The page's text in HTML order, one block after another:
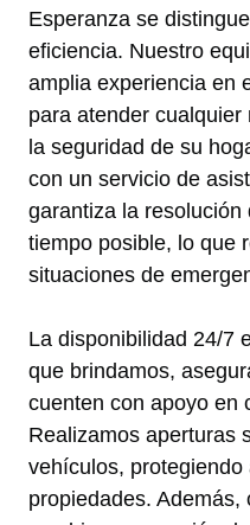
Esperanza se
eficiencia. Nuestro
amplia experiencia en
para atender
la seguridad de su
con un servicio de
garantiza la
tiempo posible, lo que
situaciones de
La disponibilidad 24/7
que brindamos,
cuenten con apoyo en
Realizamos aperturas
vehículos,
propiedades.